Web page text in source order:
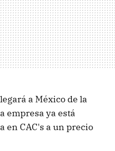
a México de la
empresa ya está
en CAC's a un precio